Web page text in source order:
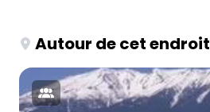
Autour de cet endroit